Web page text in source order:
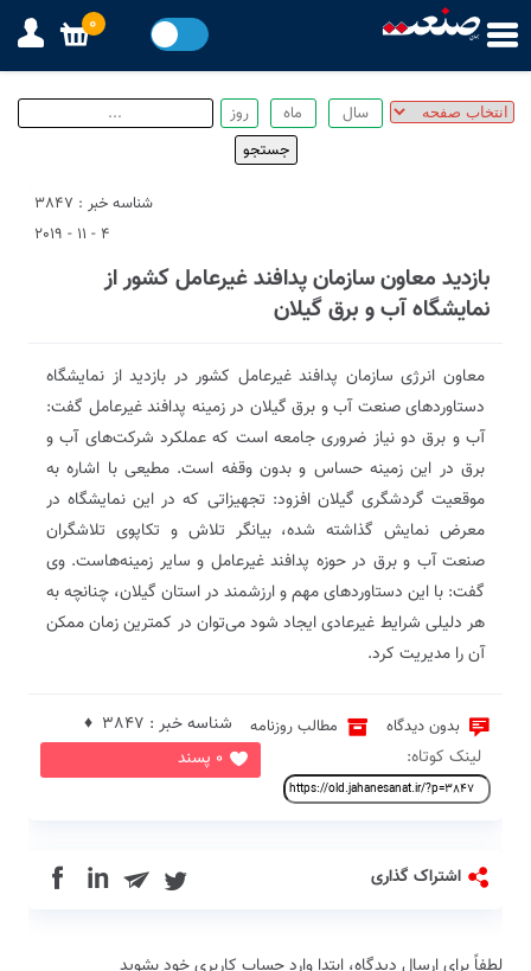
شناسه خبر : 3847
4 - 11 - 2019
بازدید معاون سازمان پدافند غیرعامل کشور از
نمایشگاه آب و برق گیلان
معاون انرژی سازمان پدافند غیرعامل کشور در بازدید از نمایشگاه
دستاوردهای صنعت آب و برق گیلان در زمینه پدافند غیرعامل گفت:
آب و برق دو نیاز ضروری جامعه است که عملکرد شرکت‌های آب و
برق در این زمینه حساس و بدون وقفه است. مطیعی با اشاره به
موقعیت گردشگری گیلان افزود: تجهیزاتی که در این نمایشگاه در
معرض نمایش گذاشته شده، بیانگر تلاش و تکاپوی تلاشگران
صنعت آب و برق در حوزه پدافند غیرعامل و سایر زمینه‌هاست. وی
گفت: با این دستاوردهای مهم و ارزشمند در استان گیلان، چنانچه به
هر دلیلی شرایط غیرعادی ایجاد شود می‌توان در کمترین زمان ممکن
آن را مدیریت کرد.
بدون دیدگاه مطالب روزنامه
0 پسند
شناسه خبر : 3847 ♦
لینک کوتاه:
اشتراک گذاری in
0